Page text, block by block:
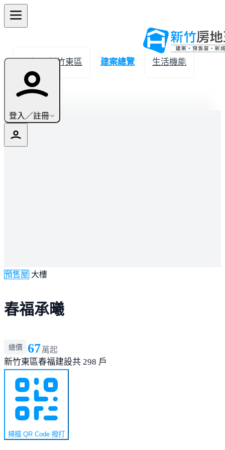
登入／註冊
← 返回新竹東區 建案總覽 生活機能
實價登錄
預售屋 大樓
春福承曦
總價 67萬起
新竹東區春福建設共 298 戶
掃描 QR Code 撥打